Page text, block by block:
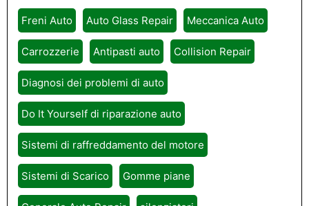
Freni Auto Auto Glass Repair Meccanica Auto
Carrozzerie Antipasti auto Collision Repair
Diagnosi dei problemi di auto
Do It Yourself di riparazione auto
Sistemi di raffreddamento del motore
Sistemi di Scarico Gomme piane